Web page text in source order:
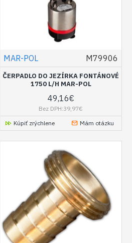
MAR-POL M79906
ČERPADLO DO JEZÍRKA FONTÁNOVÉ
1750 L/H MAR-POL
49,16€
Bez DPH:39,97€
Kúpiť zrýchlene
Mám otázku